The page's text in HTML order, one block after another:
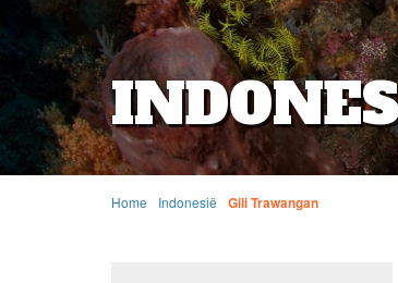
Home Indonesië Gili Trawangan